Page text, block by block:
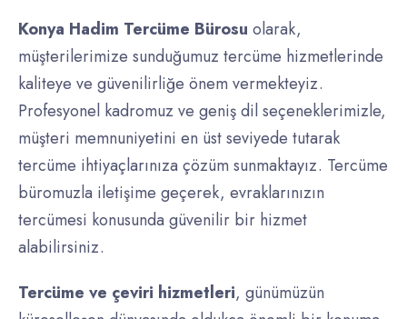
Konya Hadim Tercüme Bürosu olarak,
müşterilerimize sunduğumuz tercüme hizmetlerinde
kaliteye ve güvenilirliğe önem vermekteyiz.
Profesyonel kadromuz ve geniş dil seçeneklerimizle,
müşteri memnuniyetini en üst seviyede tutarak
tercüme ihtiyaçlarınıza çözüm sunmaktayız. Tercüme
büromuzla iletişime geçerek, evraklarınızın
tercümesi konusunda güvenilir bir hizmet
alabilirsiniz.
Tercüme ve çeviri hizmetleri, günümüzün